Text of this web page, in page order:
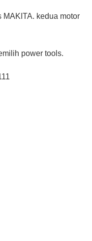
kedua motor
power tools.